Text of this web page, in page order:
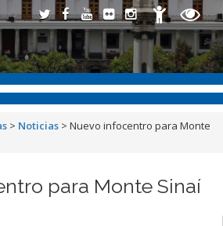
> Noticias > Nuevo infocentro para Monte
para Monte Sinaí